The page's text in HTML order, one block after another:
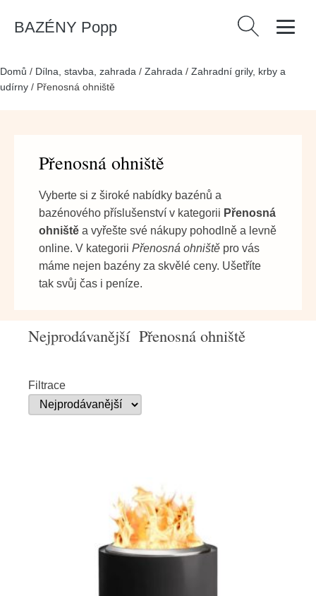
BAZÉNY Popp Vyhledávání
Domů / Dílna, stavba, zahrada / Zahrada / Zahradní grily, krby a
udírny / Přenosná ohniště
Přenosná ohniště
Vyberte si z široké nabídky bazénů a
bazénového příslušenství v kategorii Přenosná
ohniště a vyřešte své nákupy pohodlně a levně
online. V kategorii Přenosná ohniště pro vás
máme nejen bazény za skvělé ceny. Ušetříte
tak svůj čas i peníze.
Nejprodávanější Přenosná ohniště
Filtrace